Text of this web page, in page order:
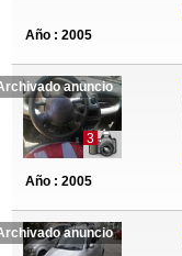
Año : 2005
anuncio
3
Año : 2005
anuncio